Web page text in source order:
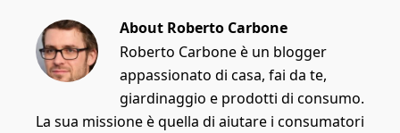
About Roberto Carbone
Roberto Carbone è un blogger
appassionato di casa, fai da te,
giardinaggio e prodotti di consumo.
La sua missione è quella di aiutare i consumatori